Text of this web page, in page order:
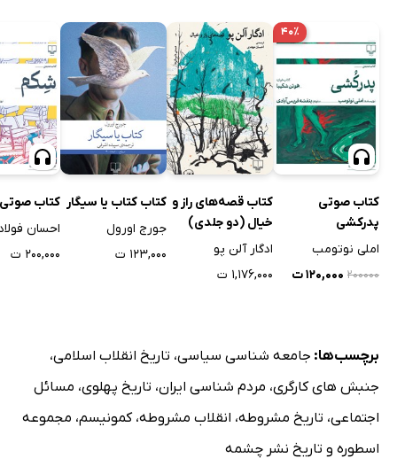
۴۰٪
کتاب صوتی
پدرکشی
املی نوتومب
۲۰۰۰۰۰ ۱۲۰,۰۰۰ ت
کتاب قصه‌های راز و
خیال (دو جلدی)
ادگار آلن پو
۱,۱۷۶,۰۰۰ ت
کتاب کتاب یا سیگار
جورج اورول
۱۲۳,۰۰۰ ت
کتاب
احسان
۲۰۰,۰۰۰ ت
برچسب‌ها: جامعه شناسی سیاسی، تاریخ انقلاب اسلامی،
جنبش های کارگری، مردم شناسی ایران، تاریخ پهلوی، مسائل
اجتماعی، تاریخ مشروطه، انقلاب مشروطه،کمونیسم، مجموعه
اسطوره و تاریخ نشر چشمه